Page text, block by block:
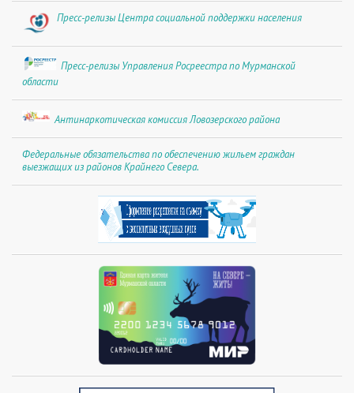
Пресс-релизы Центра социальной поддержки населения
Пресс-релизы Управления Росреестра по Мурманской
области
Антинаркотическая комиссия Ловозерского района
Федеральные обязательства по обеспечению жильем граждан
выезжащих из районов Крайнего Севера.